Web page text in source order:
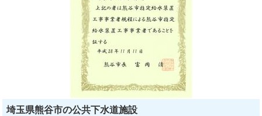
埼玉県熊谷市の公共下水道施設